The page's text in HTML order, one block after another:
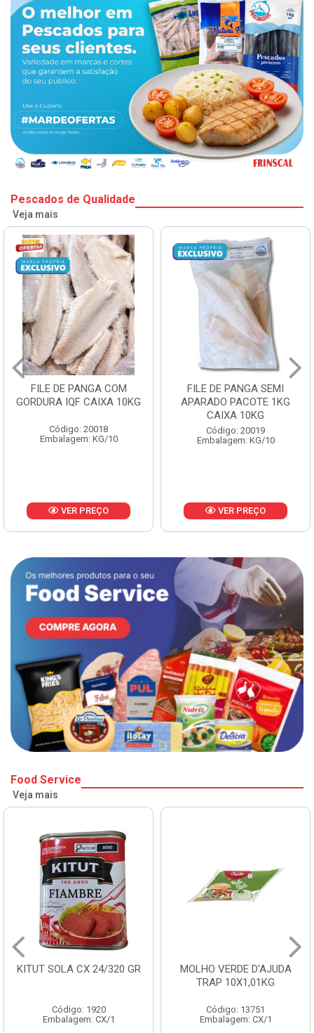
Pescados de Qualidade
Veja mais
FILE DE PANGA SEMI
APARADO PACOTE 1KG
Código: 20019
Embalagem: KG/10
VER PREÇO
POLACA DESFIADA
PESCAMARES PCT5KG
CX10KG
Código: 20161
Embalagem: KG/10
VER PREÇO
Food Service
Veja mais
GR
MOLHO VERDE D'AJUDA
Código: 13751
Embalagem: CX/1
FRUTAS
CX 10KG
Código: 1785
Embalagem: KG/10